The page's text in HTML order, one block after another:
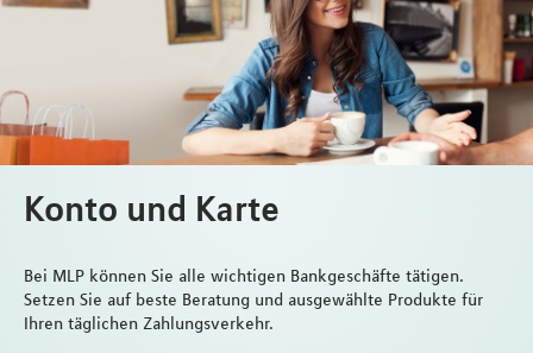
Konto und Karte
Bei MLP können Sie alle wichtigen Bankgeschäfte tätigen.
Setzen Sie auf beste Beratung und ausgewählte Produkte für
Ihren täglichen Zahlungsverkehr.